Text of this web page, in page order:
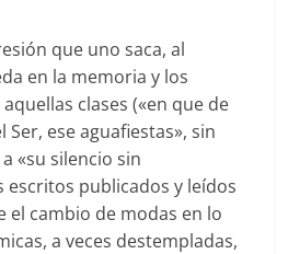
que uno saca, al
en la memoria y los
clases («en que de
Ser, ese aguafiestas», sin
«su silencio sin
escritos publicados y leídos
el cambio de modas en lo
a veces destempladas,